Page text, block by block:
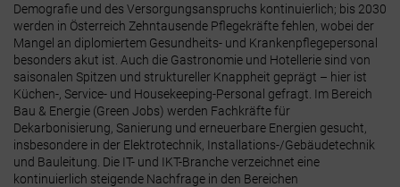
Demografie und des Versorgungsanspruchs kontinuierlich; bis 2030
werden in Österreich Zehntausende Pflegekräfte fehlen, wobei der
Mangel an diplomiertem Gesundheits- und Krankenpflegepersonal
besonders akut ist. Auch die Gastronomie und Hotellerie sind von
saisonalen Spitzen und struktureller Knappheit geprägt – hier ist
Küchen-, Service- und Housekeeping-Personal gefragt. Im Bereich
Bau & Energie (Green Jobs) werden Fachkräfte für
Dekarbonisierung, Sanierung und erneuerbare Energien gesucht,
insbesondere in der Elektrotechnik, Installations-/Gebäudetechnik
und Bauleitung. Die IT- und IKT-Branche verzeichnet eine
kontinuierlich steigende Nachfrage in den Bereichen